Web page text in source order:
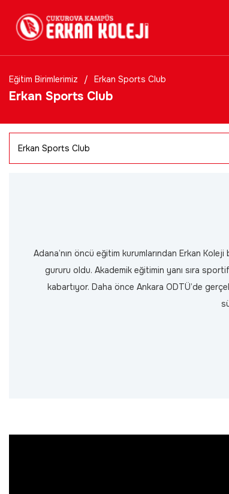
Eğitim Birimlerimiz Erkan Sports Club
Erkan Sports Club
Adana’nın öncü eğitim kurumlarından Erkan
gururu oldu. Akademik eğitimin yanı sıra
kabartıyor. Daha önce Ankara ODTÜ’de